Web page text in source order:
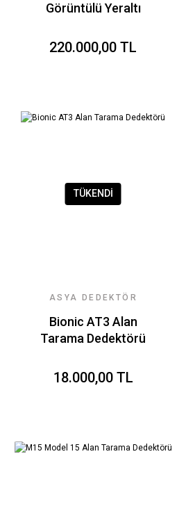
Görüntülü Yeraltı
220.000,00 TL
TÜKENDİ
ASYA DEDEKTÖR
Bionic AT3 Alan
Tarama Dedektörü
18.000,00 TL